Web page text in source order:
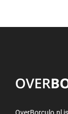
OverBorculo.nl